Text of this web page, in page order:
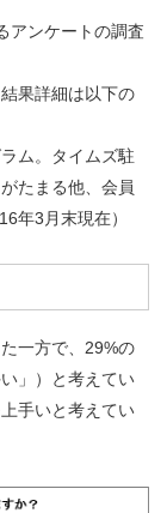
アンケートの調査
果詳細は以下の
ム。タイムズ駐
たまる他、会員
年3月末現在）
一方で、29%の
」）と考えてい
手いと考えてい